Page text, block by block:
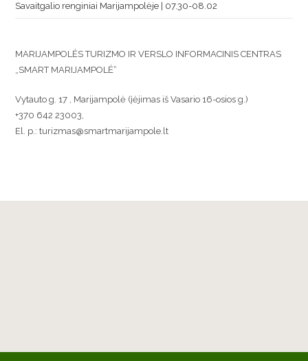
Savaitgalio renginiai Marijampolėje | 07.30-08.02
MARIJAMPOLĖS TURIZMO IR VERSLO INFORMACINIS CENTRAS
„SMART MARIJAMPOLĖ“
Vytauto g. 17 , Marijampolė (įėjimas iš Vasario 16-osios g.)
+370 642 23003,
El. p.: turizmas@smartmarijampole.lt